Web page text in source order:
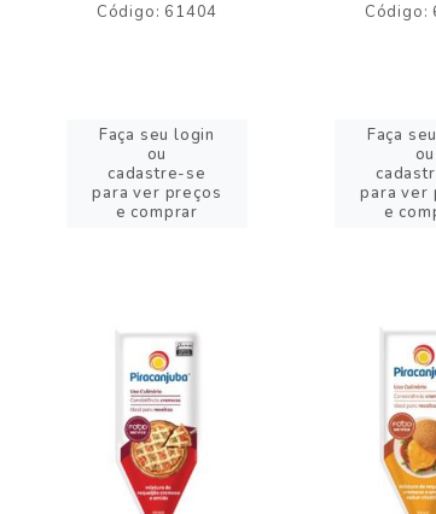
Código: 61404
Faça seu login
ou
cadastre-se
para ver preços
e comprar
Código:
Faça
ou
para ver
e